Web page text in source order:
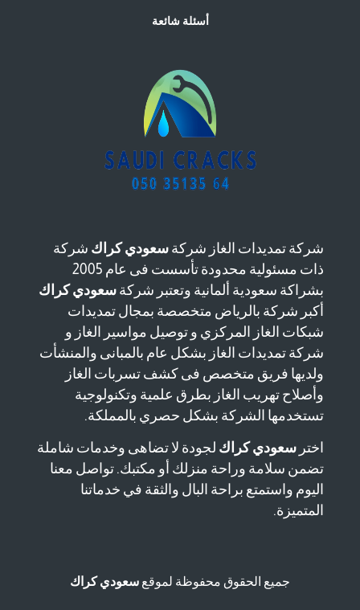
أسئلة شائعة
شركة تمديدات الغاز شركة سعودي كراك شركة
ذات مسئولية محدودة تأسست فى عام 2005
بشراكة سعودية ألمانية وتعتبر شركة سعودي كراك
أكبر شركة بالرياض متخصصة بمجال تمديدات
شبكات الغاز المركزي و توصيل مواسير الغاز و
شركة تمديدات الغاز بشكل عام بالمبانى والمنشأت
ولديها فريق متخصص فى كشف تسربات الغاز
وأصلاح تهريب الغاز بطرق علمية وتكنولوجية
تستخدمها الشركة بشكل حصري بالمملكة.
اختر سعودي كراك لجودة لا تضاهى وخدمات شاملة
تضمن سلامة وراحة منزلك أو مكتبك. تواصل معنا
اليوم واستمتع براحة البال والثقة في خدماتنا
المتميزة.
جميع الحقوق محفوظة لموقع سعودي كراك